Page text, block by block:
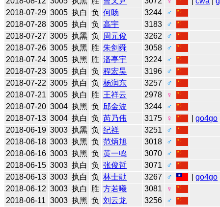
2018-07-29 3005 执白 负 何旸 3244
♂
2018-07-28 3005 执白 负 高宇 3183
♂
2018-07-27 3005 执黑 负 周元俊 3262
♂
2018-07-26 3005 执黑 胜 朱剑舜 3058
♂
2018-07-24 3005 执黑 胜 潘亭宇 3224
♂
2018-07-23 3005 执白 负 程宏昊 3196
♂
2018-07-22 3005 执白 负 杨润东 3257
♂
2018-07-21 3005 执白 胜 王祥云 2978
♀
2018-07-20 3004 执黑 负 邱金波 3244
♂
2018-07-13 3004 执白 负 芮乃伟 3175 ♀ |go4go
2018-06-19 3003 执黑 负 纪祥 3251
♂
2018-06-18 3003 执黑 负 范炳旭 3018
♂
2018-06-16 3003 执黑 负 黄一鸣 3070
♂
2018-06-15 3003 执白 负 张俊哲 3071
♂
2018-06-13 3003 执白 负 林士勛 3267 ♂ |go4go
2018-06-12 3003 执白 胜 方若曦 3081
♀
2018-06-11 3003 执黑 负 刘云龙 3256 ♂